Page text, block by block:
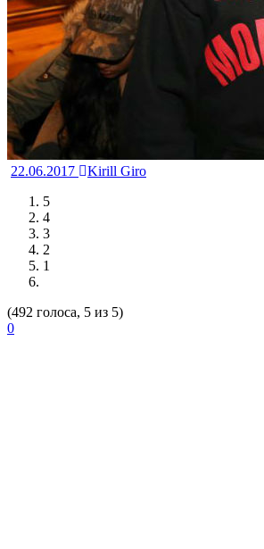
22.06.2017
Kirill Giro
5
4
3
2
1
(492 голоса, 5 из 5)
0